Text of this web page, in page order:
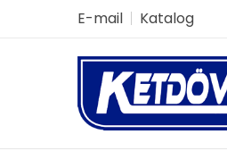
E-mail Katalog